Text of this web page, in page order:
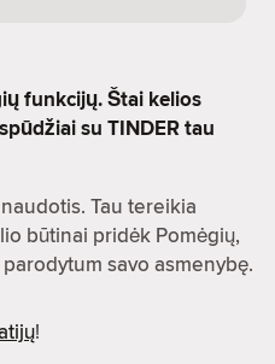
funkcijų. Štai kelios
su TINDER tau
Tau tereikia
būtinai pridėk Pomėgių,
savo asmenybę.
!